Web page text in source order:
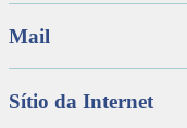
Mail
Sítio da Internet